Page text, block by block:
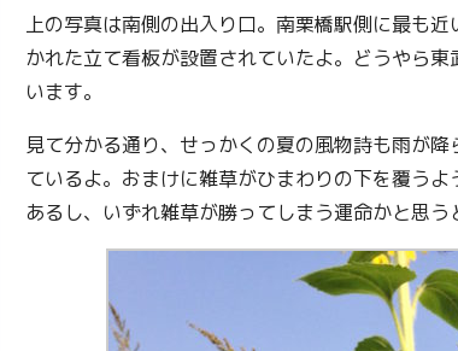
上の写真は南側の出入り口。南栗橋駅側に最も
かれた立て看板が設置されていたよ。どうやら
います。
見て分かる通り、せっかくの夏の風物詩も雨が
ているよ。おまけに雑草がひまわりの下を覆う
あるし、いずれ雑草が勝ってしまう運命かと思う